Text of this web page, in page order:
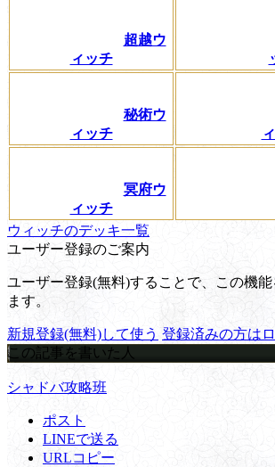
超越ウ
ィッチ
秘術ウ
ィッチ
冥府ウ
ィッチ
ウィッチのデッキ一覧
ユーザー登録のご案内
ユーザー登録(無料)することで、この機
ます。
新規登録(無料)して使う 登録済みの方は
この記事を書いた人
シャドバ攻略班
ポスト
LINEで送る
URLコピー